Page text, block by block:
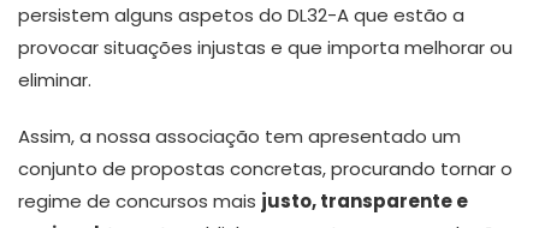
persistem alguns aspetos do DL32-A que estão a
provocar situações injustas e que importa melhorar ou
eliminar.
Assim, a nossa associação tem apresentado um
conjunto de propostas concretas, procurando tornar o
regime de concursos mais justo, transparente e